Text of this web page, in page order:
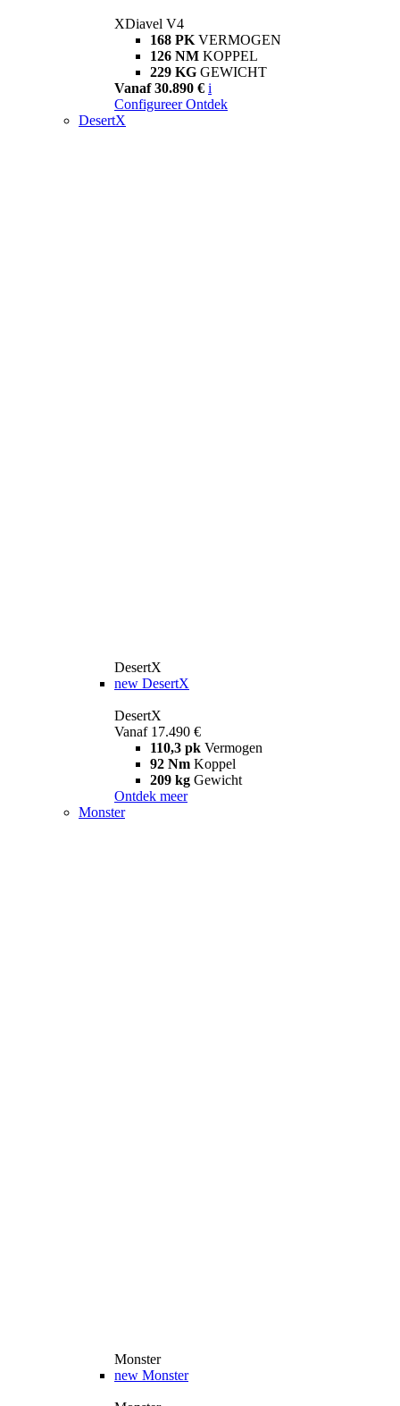
XDiavel V4
168 PK VERMOGEN
126 NM KOPPEL
229 KG GEWICHT
Vanaf 30.890 € i
Configureer Ontdek
DesertX
DesertX
new DesertX
DesertX
Vanaf 17.490 €
110,3 pk Vermogen
92 Nm Koppel
209 kg Gewicht
Ontdek meer
Monster
Monster
new Monster